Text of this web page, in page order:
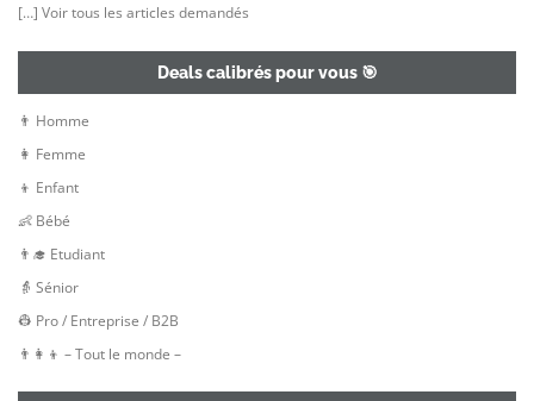
[…] Voir tous les articles demandés
Deals calibrés pour vous 🎯
👨 Homme
👩 Femme
👦 Enfant
👶 Bébé
👨‍🎓 Etudiant
👵 Sénior
👷‍ Pro / Entreprise / B2B
👨‍👩‍👦 – Tout le monde –